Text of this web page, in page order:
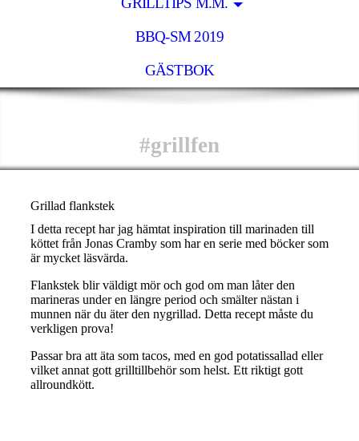
BBQ-SM 2019
GÄSTBOK
#grillfen
Grillad flankstek
I detta recept har jag hämtat inspiration till marinaden till
köttet från Jonas Cramby som har en serie med böcker som
är mycket läsvärda.
Flankstek blir väldigt mör och god om man låter den
marineras under en längre period och smälter nästan i
munnen när du äter den nygrillad. Detta recept måste du
verkligen prova!
Passar bra att äta som tacos, med en god potatissallad eller
vilket annat gott grilltillbehör som helst. Ett riktigt gott
allroundkött.